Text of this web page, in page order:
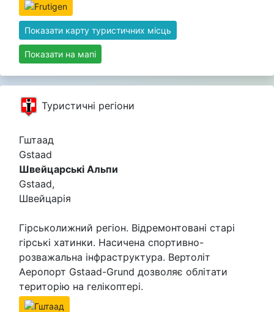
Показати карту туристичних місць
Показати на мапі
Туристичні регіони
Гштаад
Gstaad
Швейцарські Альпи
Gstaad,
Швейцарія
Гірськолижний регіон. Відремонтовані старі
гірські хатинки. Насичена спортивно-
розважальна інфраструктура. Вертоліт
Аеропорт Gstaad-Grund дозволяє облітати
територію на гелікоптері.